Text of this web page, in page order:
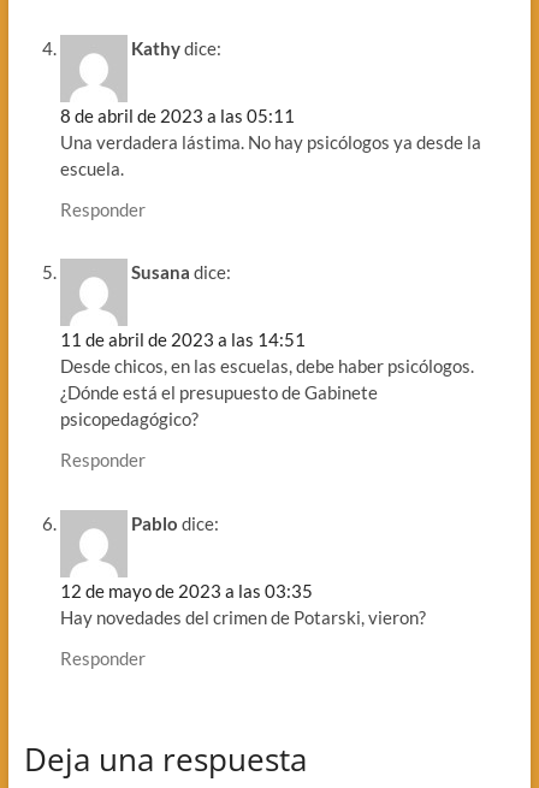
Kathydice:
8 de abril de 2023 a las 05:11
Una verdadera lástima. No hay psicólogos ya desde la
escuela.
Responder
Susana dice:
11 de abril de 2023 a las 14:51
Desde chicos, en las escuelas, debe haber psicólogos.
¿Dónde está el presupuesto de Gabinete
psicopedagógico?
Responder
Pablo dice:
12 de mayo de 2023 a las 03:35
Hay novedades del crimen de Potarski, vieron?
Responder
Deja una respuesta